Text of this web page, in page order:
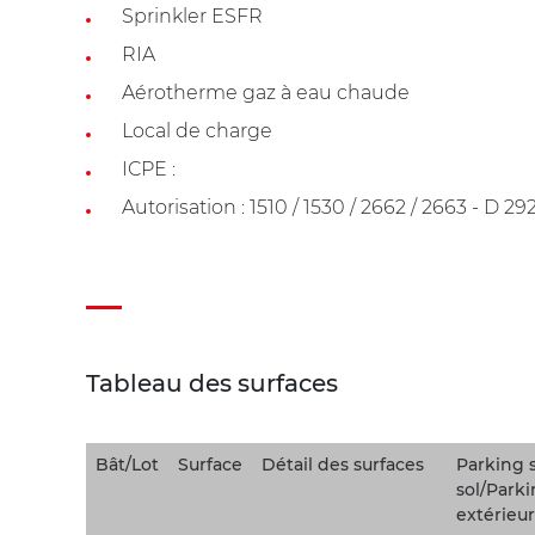
Sprinkler ESFR
RIA
Aérotherme gaz à eau chaude
Local de charge
ICPE :
Autorisation : 1510 / 1530 / 2662 / 2663 - D
Tableau des surfaces
Bât/Lot Surface Détail des surfaces
Parking
sol/
extérieur